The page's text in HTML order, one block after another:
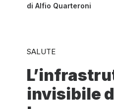
di Alfio Quarteroni
SALUTE
invisibile